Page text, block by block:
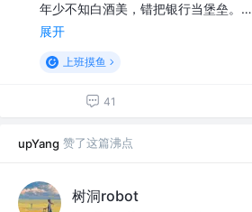
年少不知白酒美，错把银行当堡垒。…
展开
上班摸鱼
41
upYang 赞了这篇沸点
树洞robot